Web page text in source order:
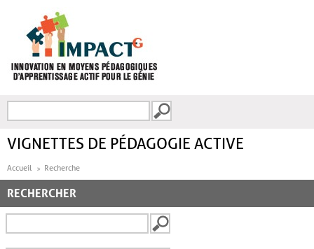
FORMULAIRE DE
VIGNETTES DE PÉDAGOGIE ACTIVE
Accueil Recherche
RECHERCHER